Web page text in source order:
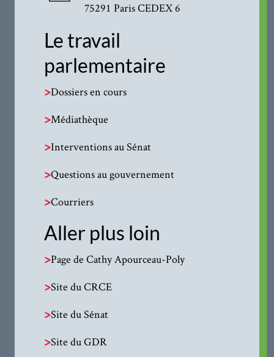
75291 Paris CEDEX 6
Le travail
parlementaire
>Dossiers en cours
>Médiathèque
>Interventions au Sénat
>Questions au gouvernement
>Courriers
Aller plus loin
>Page de Cathy Apourceau-Poly
>Site du CRCE
>Site du Sénat
>Site du GDR